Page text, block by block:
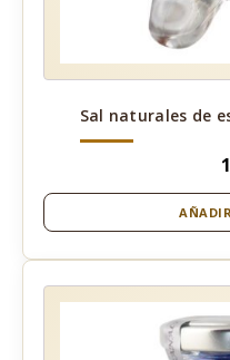
Sal naturales de